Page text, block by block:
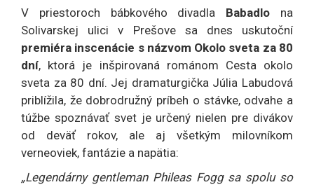
V priestoroch bábkového divadla Babadlo na
Solivarskej ulici v Prešove sa dnes uskutoční
premiéra inscenácie s názvom Okolo sveta za 80
dní, ktorá je inšpirovaná románom Cesta okolo
sveta za 80 dní. Jej dramaturgička Júlia Labudová
priblížila, že dobrodružný príbeh o stávke, odvahe a
túžbe spoznávať svet je určený nielen pre divákov
od deväť rokov, ale aj všetkým milovníkom
verneoviek, fantázie a napätia:
„Legendárny gentleman Phileas Fogg sa spolu so